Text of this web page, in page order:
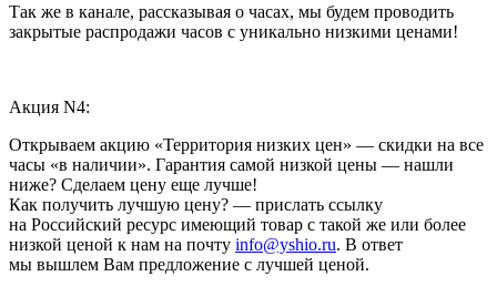
Так же в канале, рассказывая о часах, мы будем проводить
закрытые распродажи часов с уникально низкими ценами!
Акция N4:
Открываем акцию «Территория низких цен» — скидки на все
часы «в наличии». Гарантия самой низкой цены — нашли
ниже? Сделаем цену еще лучше!
Как получить лучшую цену? — прислать ссылку
на Российский ресурс имеющий товар с такой же или более
низкой ценой к нам на почту info@yshio.ru. В ответ
мы вышлем Вам предложение с лучшей ценой.